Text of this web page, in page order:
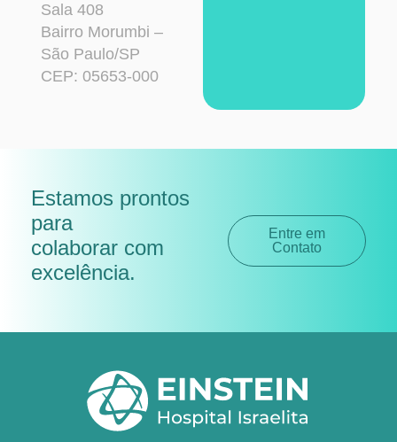
Sala 408
Bairro Morumbi –
São Paulo/SP
CEP: 05653-000
Estamos prontos
para
colaborar com
excelência.
Entre em
Contato